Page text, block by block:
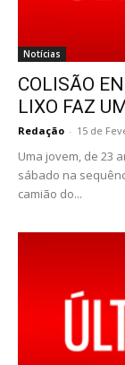
Notícias
COLISÃO
LIXO FAZ
Redação - 15 de
Uma jovem, de 23
sábado na
camião do...